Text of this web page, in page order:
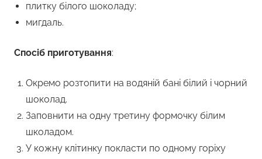
плитку білого шоколаду;
мигдаль.
Спосіб приготування:
Окремо розтопити на водяній бані білий і чорний
шоколад.
Заповнити на одну третину формочку білим
школадом.
У кожну клітинку покласти по одному горіху